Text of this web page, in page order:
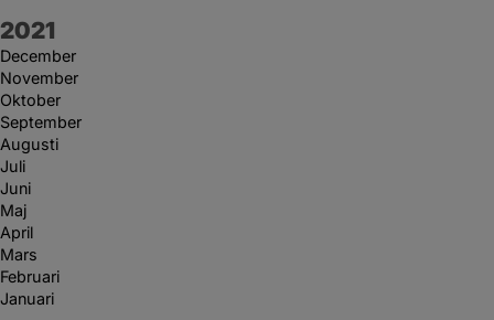
År:
2021
December
November
Oktober
September
Augusti
Juli
Juni
Maj
April
Mars
Februari
Januari